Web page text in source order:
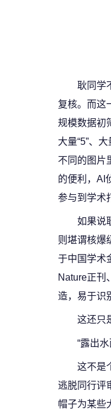
耿同学
复核。而这
规模数据初
大量“5”、
不同的图片
的便利，AI
参与到学术
如果说
则堪谓核爆
于中国学术
Nature正刊
造，易于识
这还只
“露出
这不是
逃脱同行评
帽子为某些